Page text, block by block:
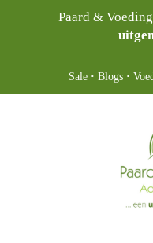
Paard &
Sale ·Blogs ·